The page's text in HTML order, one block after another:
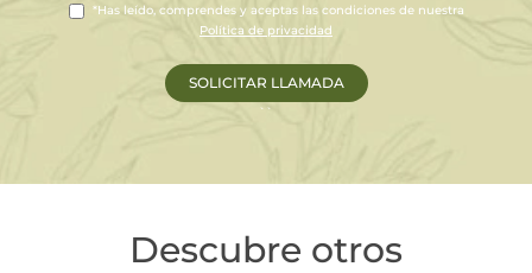
*Has leído, comprendes y aceptas las condiciones de nuestra
Política de privacidad
``
Descubre otros